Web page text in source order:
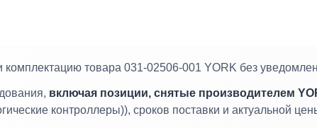
комплектацию товара 031-02506-001 YORK без
включая позиции, снятые производителем
контроллеры)), сроков поставки и актуальной